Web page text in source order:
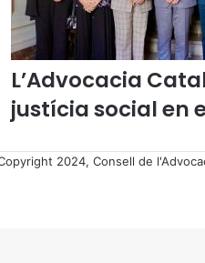
r
e
l
a
s
m
L’Advocacia
justícia social en
2024, Consell de